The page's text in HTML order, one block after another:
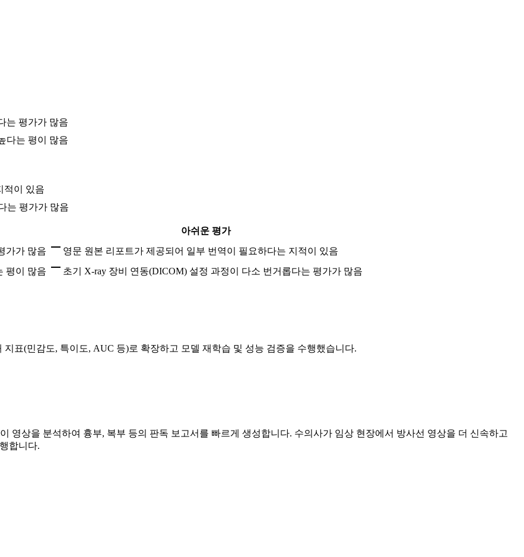
는 평가가 많음
다는 평이 많음
적이 있음
는 평가가 많음
아쉬운 평가
가가 많음
영문 원본 리포트가 제공되어 일부 번역이 필요하다는 지적이 있음
평이 많음
초기 X-ray 장비 연동(DICOM) 설정 과정이 다소 번거롭다는 평가가 많음
표(민감도, 특이도, AUC 등)로 확장하고 모델 재학습 및 성능 검증을 수행했습니다.
영상을 분석하여 흉부, 복부 등의 판독 보고서를 빠르게 생성합니다. 수의사가 임상 현장에서 방사선 영상을 더 신속하고
합니다.